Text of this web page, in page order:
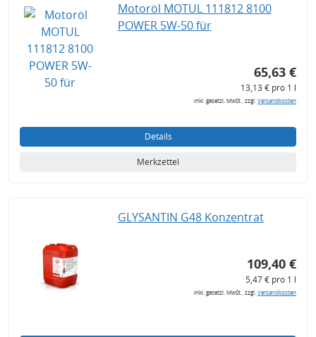
Motoröl MOTUL 111812 8100
POWER 5W-50 für
65,63 €
13,13 € pro 1 l
inkl. gesetzl. MwSt., zzgl.Versandkosten
Details
Merkzettel
GLYSANTIN G48 Konzentrat
109,40 €
5,47 € pro 1 l
inkl. gesetzl. MwSt., zzgl.Versandkosten